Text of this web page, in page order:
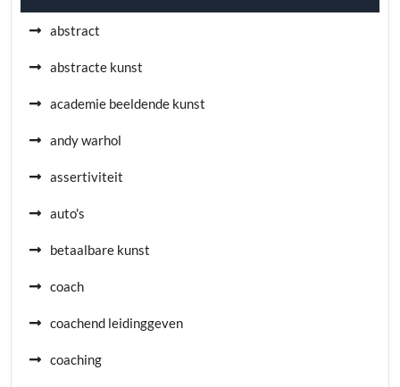
abstract
abstracte kunst
academie beeldende kunst
andy warhol
assertiviteit
auto's
betaalbare kunst
coach
coachend leidinggeven
coaching